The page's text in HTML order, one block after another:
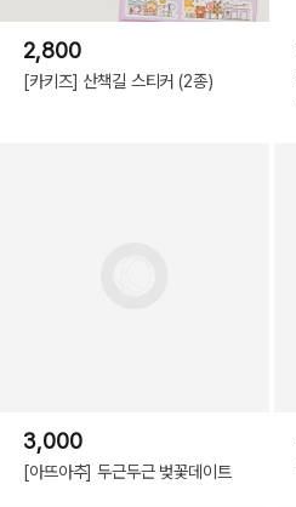
2,800
[카키즈] 산책길 스티커 (2종)
3,000
[아뜨아추] 두근두근 벚꽃데이트